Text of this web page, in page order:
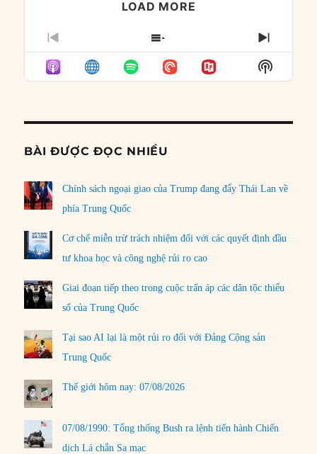
LOAD MORE
PREVIOUS
EPISODE
SHOW
EPISODES
LIST
NEXT
Show
Podcast
BÀI ĐƯỢC ĐỌC NHIỀU
Chính sách ngoại giao của Trump đang đẩy Thái Lan về
phía Trung Quốc
Cơ chế miễn trừ trách nhiệm đối với các quyết định đầu
tư khoa học và công nghệ rủi ro cao
Giai đoạn tiếp theo trong cuộc trấn áp các dân tộc thiểu
số của Trung Quốc
Tại sao AI lại là một rủi ro đối với Đảng Cộng sản
Trung Quốc
Thế giới hôm nay: 07/08/2026
07/08/1990: Tổng thống Bush ra lệnh tiến hành Chiến
dịch Lá chắn Sa mạc